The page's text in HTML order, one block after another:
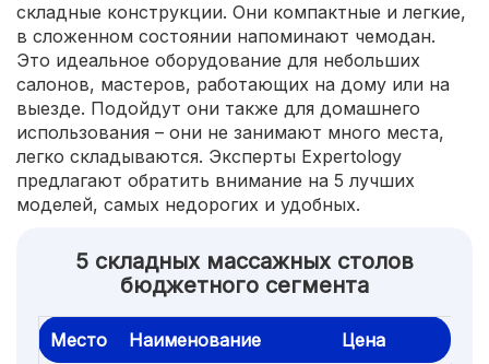
складные конструкции. Они компактные и легкие,
в сложенном состоянии напоминают чемодан.
Это идеальное оборудование для небольших
салонов, мастеров, работающих на дому или на
выезде. Подойдут они также для домашнего
использования – они не занимают много места,
легко складываются. Эксперты Expertology
предлагают обратить внимание на 5 лучших
моделей, самых недорогих и удобных.
5 складных массажных столов
бюджетного сегмента
Место Наименование Цена